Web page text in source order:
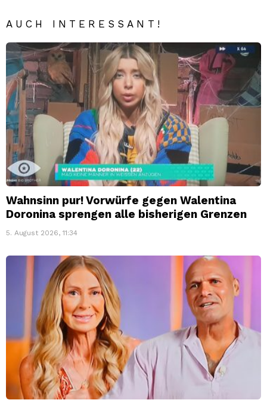
AUCH INTERESSANT!
Wahnsinn pur! Vorwürfe gegen Walentina
Doronina sprengen alle bisherigen Grenzen
5. August 2026, 11:34